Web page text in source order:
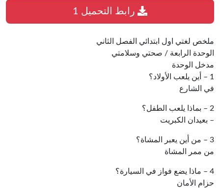
ملخص لغتي اول ابتدائي الفصل الثاني
الوحدة الرابعة / صحتي وسلامتي
مدخل الوحدة
1 – أين يلعب الأولاد؟
في الشارع
2 – بماذا يلعب الطفل؟
– بعيدان الكبريت
3 – من أين يعبر المشاة؟
من ممر المشاة
4 – ماذا يضع فواز في السيارة؟
حزام الأمان